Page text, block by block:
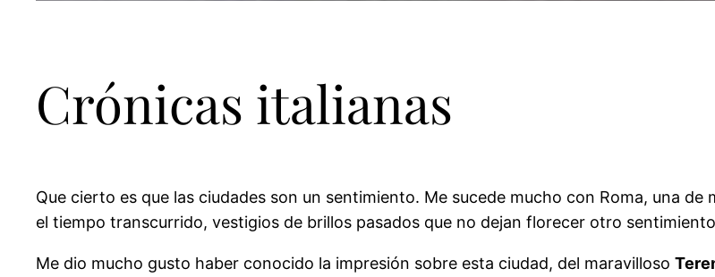
Crónicas italianas
Que cierto es que las ciudades son un sentimiento. Me sucede mucho con Roma, una
el tiempo transcurrido, vestigios de brillos pasados que no dejan florecer otro
Me dio mucho gusto haber conocido la impresión sobre esta ciudad, del maravilloso